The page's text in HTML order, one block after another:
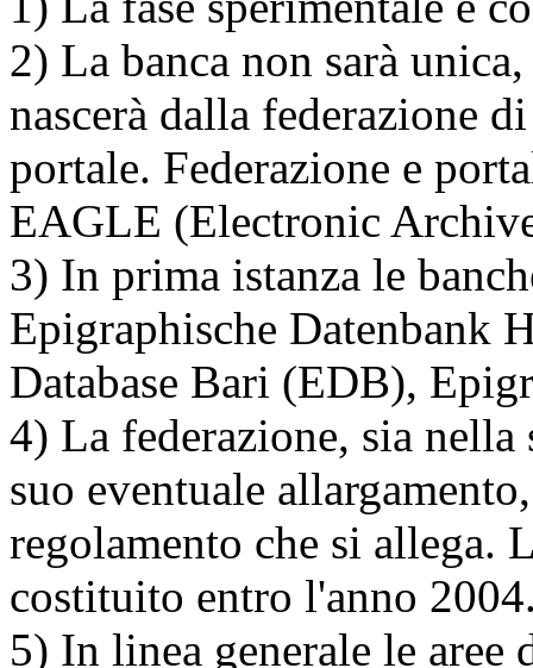
2) La banca non sarà
nascerà dalla federazione
portale. Federazione e
EAGLE (Electronic
3) In prima istanza le
Epigraphische Datenbank
Database Bari (EDB),
4) La federazione, sia
suo eventuale
regolamento che si allega.
costituito entro l'anno
5) In linea generale le